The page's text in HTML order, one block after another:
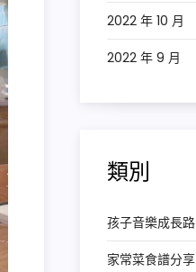
2022 年 10 月
2022 年 9 月
類別
孩子音樂成長路
家常菜食譜分享